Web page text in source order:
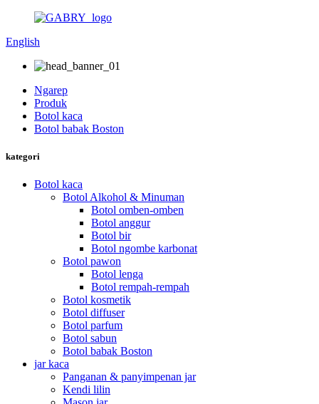
English
Ngarep
Produk
Botol kaca
Botol babak Boston
kategori
Botol kaca
Botol Alkohol & Minuman
Botol omben-omben
Botol anggur
Botol bir
Botol ngombe karbonat
Botol pawon
Botol lenga
Botol rempah-rempah
Botol kosmetik
Botol diffuser
Botol parfum
Botol sabun
Botol babak Boston
jar kaca
Panganan & panyimpenan jar
Kendi lilin